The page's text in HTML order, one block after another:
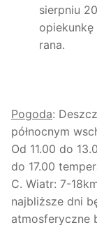
sierpniu
opiekunkę
rana.
Pogoda:
północnym
Od 11.00 do
do 17.00
C. Wiatr: 7-
najbliższe dni
atmosferyczne